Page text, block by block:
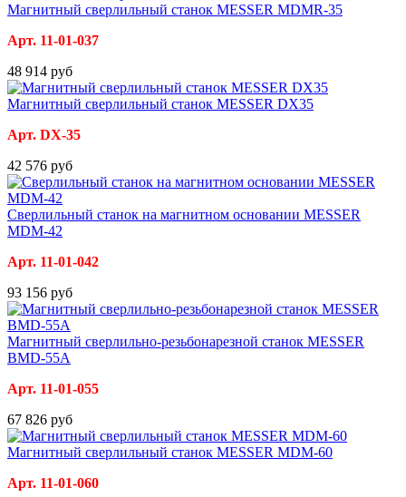
Магнитный сверлильный станок MESSER MDMR-35
Арт. 11-01-037
48 914 руб
Магнитный сверлильный станок MESSER DX35
Арт. DX-35
42 576 руб
Сверлильный станок на магнитном основании MESSER
MDM-42
Арт. 11-01-042
93 156 руб
Магнитный сверлильно-резьбонарезной станок MESSER
BMD-55A
Арт. 11-01-055
67 826 руб
Магнитный сверлильный станок MESSER MDM-60
Арт. 11-01-060